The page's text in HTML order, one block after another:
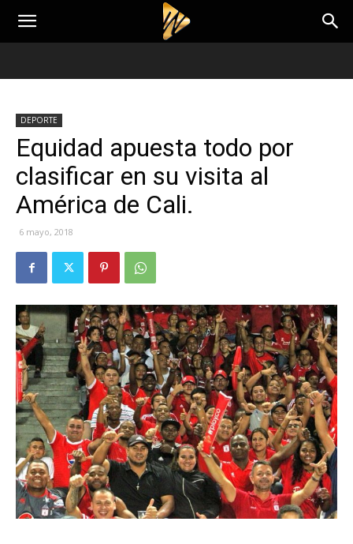
DEPORTE
Equidad apuesta todo por
clasificar en su visita al
América de Cali.
6 mayo, 2018